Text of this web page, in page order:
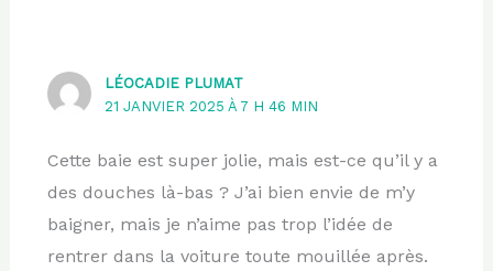
LÉOCADIE PLUMAT
21 JANVIER 2025 À 7 H 46 MIN
Cette baie est super jolie, mais est-ce qu’il y a
des douches là-bas ? J’ai bien envie de m’y
baigner, mais je n’aime pas trop l’idée de
rentrer dans la voiture toute mouillée après.